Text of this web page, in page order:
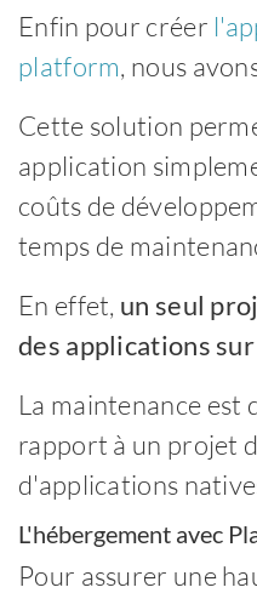
Enfin pour créer
platform, nous
Cette solution
application
coûts de
temps de
En effet, un seul
des applications
La maintenance est
rapport à un projet
d'applications
L'hébergement avec
Pour assurer une